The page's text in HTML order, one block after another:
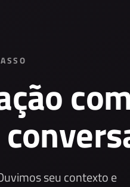
seu contexto e